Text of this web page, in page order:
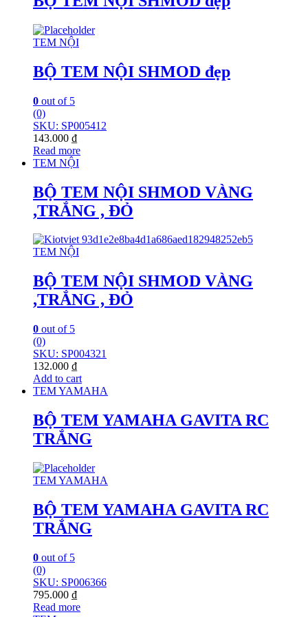
TEM NỘI
BỘ TEM NỘI SHMOD đẹp
0 out of 5
(0)
SKU: SP005412
143.000 ₫
Read more
TEM NỘI
BỘ TEM NỘI SHMOD VÀNG
,TRẮNG , ĐỎ
TEM NỘI
BỘ TEM NỘI SHMOD VÀNG
,TRẮNG , ĐỎ
0 out of 5
(0)
SKU: SP004321
132.000 ₫
Add to cart
TEM YAMAHA
BỘ TEM YAMAHA GAVITA RC
TRẮNG
TEM YAMAHA
BỘ TEM YAMAHA GAVITA RC
TRẮNG
0 out of 5
(0)
SKU: SP006366
795.000 ₫
Read more